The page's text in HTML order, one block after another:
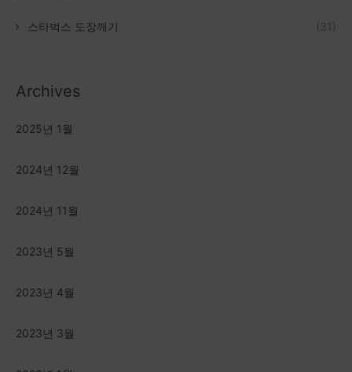
스타벅스 도장깨기 (31)
Archives
2025년 1월
2024년 12월
2024년 11월
2023년 5월
2023년 4월
2023년 3월